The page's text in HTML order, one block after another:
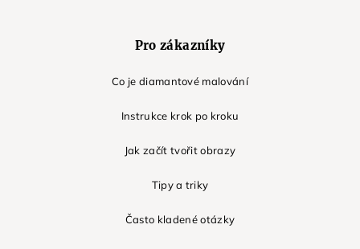
Pro zákazníky
Co je diamantové malování
Instrukce krok po kroku
Jak začít tvořit obrazy
Tipy a triky
Často kladené otázky